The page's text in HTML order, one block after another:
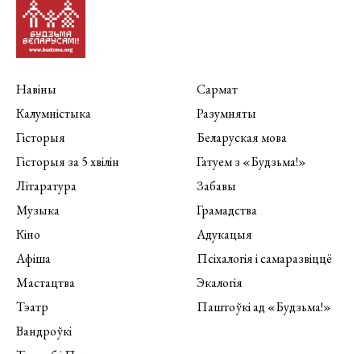
Навіны
Калумністыка
Гісторыя
Гісторыя за 5 хвілін
Літаратура
Музыка
Кіно
Афіша
Мастацтва
Тэатр
Вандроўкі
Сармат
Разумняты
Беларуская мова
Гатуем з «Будзьма!»
Забавы
Грамадства
Адукацыя
Псіхалогія і самаразвіццё
Экалогія
Паштоўкі ад «Будзьма!»